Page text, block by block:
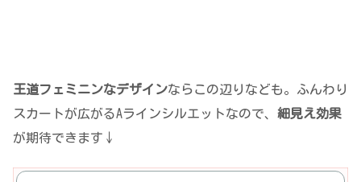
王道フェミニンなデザインならこの辺りなども。ふんわり
スカートが広がるAラインシルエットなので、 細見え効果
が期待できます↓